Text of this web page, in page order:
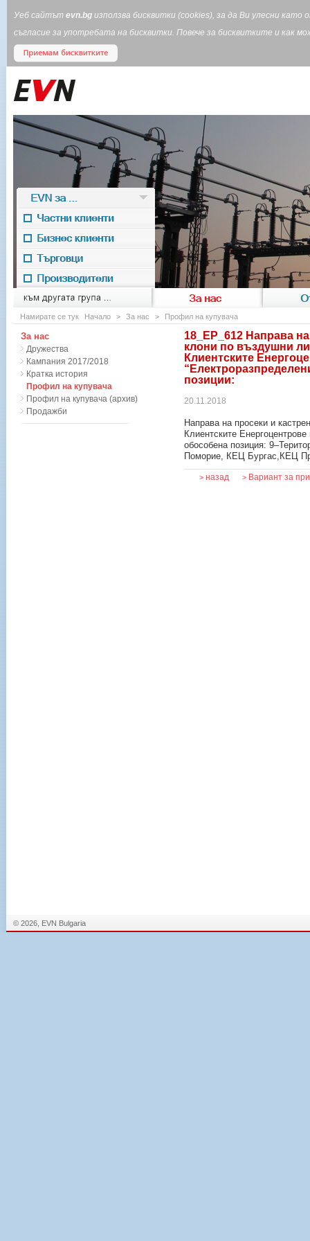
Уеб сайтът evn.bg използва бисквитки (cookies), за да Ви улесни
съгласие за употребата на бисквитки. Повече за бисквитките и
към другата група ... За нас
EVN for
EVN за ...
Частни клиенти
Бизнес клиенти
Търговци
Производители
Намирате се тук Начало > За нас > Профил на купувача
18_ЕР_612 Направа
клони по въздушни
Клиентските
позиции:
20.11.2018
Направа на просеки и
Клиентските
обособена позиция:
Поморие, КЕЦ Бургас,КЕЦ
> назад > Вариант за
За нас
Дружества
Кампания 2017/2018
Кратка история
Профил на купувача
Профил на купувача (архив)
Продажби
© 2026, EVN Bulgaria